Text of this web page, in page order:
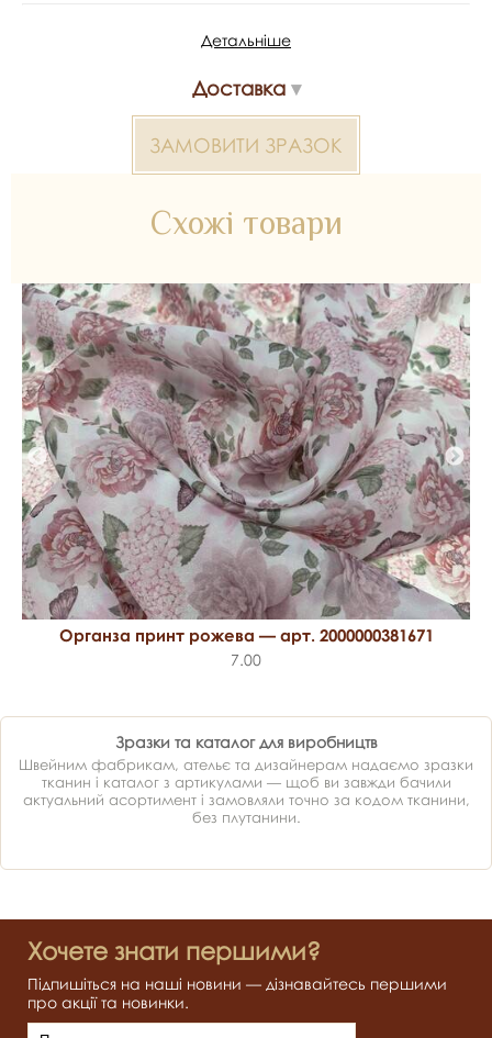
Принт - квіти, пташки і метелики
Виробник - Туреччина
Склад - 100% поліестер
Ширина - 1.5 м
Органза принт 2000000384207 — матеріал для весільних
суконь, декору та колекцій ательє. Доступний оптом і в
роздріб в Inter Tex, SKU 330303.
Детальніше
Доставка
ЗАМОВИТИ ЗРАЗОК
Схожі товари
Органза принт рожева — арт. 2000000381671
7.00
Зразки та каталог для виробництв
Швейним фабрикам, ательє та дизайнерам надаємо зразки
тканин і каталог з артикулами — щоб ви завжди бачили
актуальний асортимент і замовляли точно за кодом тканини,
без плутанини.
Хочете знати першими?
Підпишіться на наші новини — дізнавайтесь першими
про акції та новинки.